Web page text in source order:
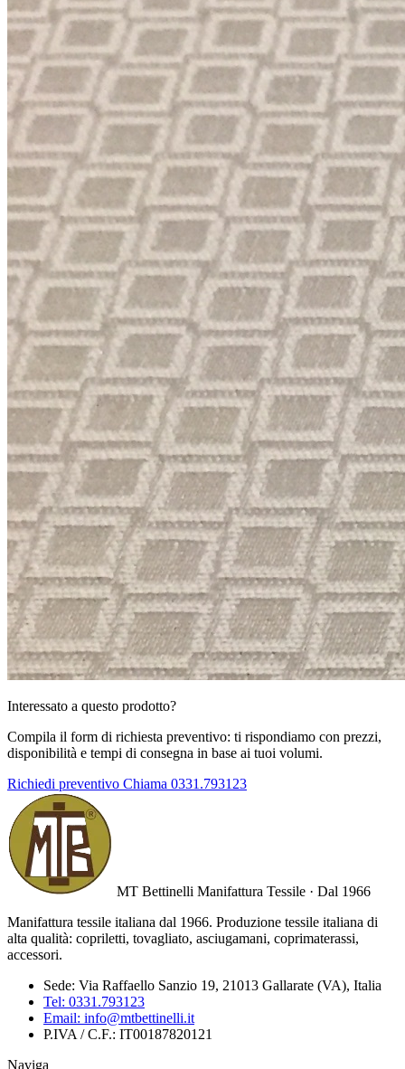
Interessato a questo prodotto?
Compila il form di richiesta preventivo: ti rispondiamo con prezzi,
disponibilità e tempi di consegna in base ai tuoi volumi.
Richiedi preventivo Chiama 0331.793123
MT Bettinelli Manifattura Tessile · Dal 1966
Manifattura tessile italiana dal 1966. Produzione tessile italiana di
alta qualità: copriletti, tovagliato, asciugamani, coprimaterassi,
accessori.
Sede: Via Raffaello Sanzio 19, 21013 Gallarate (VA), Italia
Tel: 0331.793123
Email: info@mtbettinelli.it
P.IVA / C.F.: IT00187820121
Naviga